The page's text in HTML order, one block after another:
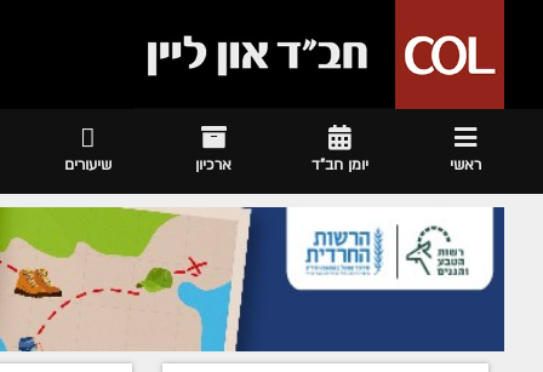
ראשי יומן חב"ד ארכיון שיעורים